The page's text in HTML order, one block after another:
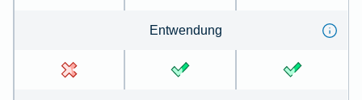
Ent­wen­dung